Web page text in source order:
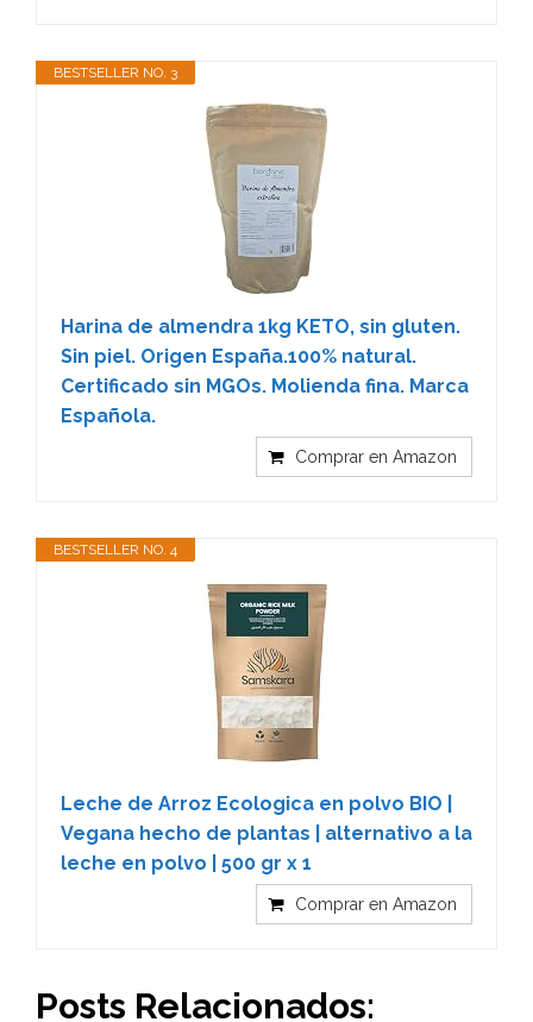
BESTSELLER NO. 3
Harina de almendra 1kg KETO, sin gluten.
Sin piel. Origen España.100% natural.
Certificado sin MGOs. Molienda fina. Marca
Española.
Comprar en Amazon
BESTSELLER NO. 4
Leche de Arroz Ecologica en polvo BIO |
Vegana hecho de plantas | alternativo a la
leche en polvo | 500 gr x 1
Comprar en Amazon
Posts Relacionados: